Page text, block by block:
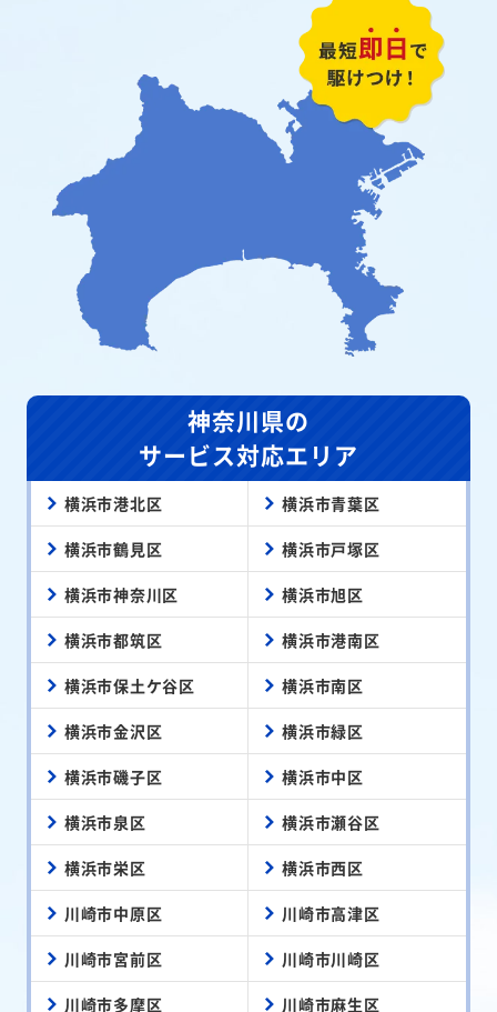
神奈川県の
サービス対応エリア
横浜市港北区 横浜市青葉区
横浜市鶴見区 横浜市戸塚区
横浜市神奈川区 横浜市旭区
横浜市都筑区 横浜市港南区
横浜市保土ケ谷区 横浜市南区
横浜市金沢区 横浜市緑区
横浜市磯子区 横浜市中区
横浜市泉区 横浜市瀬谷区
横浜市栄区 横浜市西区
川崎市中原区 川崎市高津区
川崎市宮前区 川崎市川崎区
川崎市多摩区 川崎市麻生区